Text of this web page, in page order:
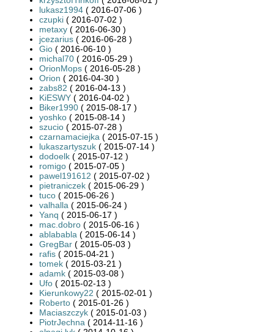
lukasz1994 ( 2016-07-06 )
czupki ( 2016-07-02 )
metaxy ( 2016-06-30 )
jcezarius ( 2016-06-28 )
Gio ( 2016-06-10 )
michal70 ( 2016-05-29 )
OrionMops ( 2016-05-28 )
Orion ( 2016-04-30 )
zabs82 ( 2016-04-13 )
KiESWY ( 2016-04-02 )
Biker1990 ( 2015-08-17 )
yoshko ( 2015-08-14 )
szucio ( 2015-07-28 )
czarnamaciejka ( 2015-07-15 )
lukaszartyszuk ( 2015-07-14 )
dodoelk ( 2015-07-12 )
romigo ( 2015-07-05 )
pawel191612 ( 2015-07-02 )
pietraniczek ( 2015-06-29 )
tuco ( 2015-06-26 )
valhalla ( 2015-06-24 )
Yanq ( 2015-06-17 )
mac.dobro ( 2015-06-16 )
ablababla ( 2015-06-14 )
GregBar ( 2015-05-03 )
rafis ( 2015-04-21 )
tomek ( 2015-03-21 )
adamk ( 2015-03-08 )
Ufo ( 2015-02-13 )
Kierunkowy22 ( 2015-02-01 )
Roberto ( 2015-01-26 )
Maciaszczyk ( 2015-01-03 )
PiotrJechna ( 2014-11-16 )